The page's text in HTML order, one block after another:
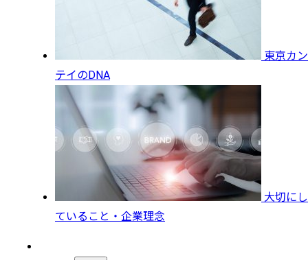
東京カン
テイのDNA
大切にし
ていること・企業理念